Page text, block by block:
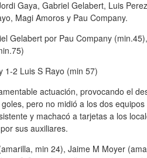
Gaya, Gabriel Gelabert, Luis
Magi Amoros y Pau Company.
Gelabert por Pau Company
1-2 Luis S Rayo (min 57)
actuación, provocando el
pero no midió a los dos
y machacó a tarjetas a los
sus auxiliares.
min 24), Jaime M Moyer